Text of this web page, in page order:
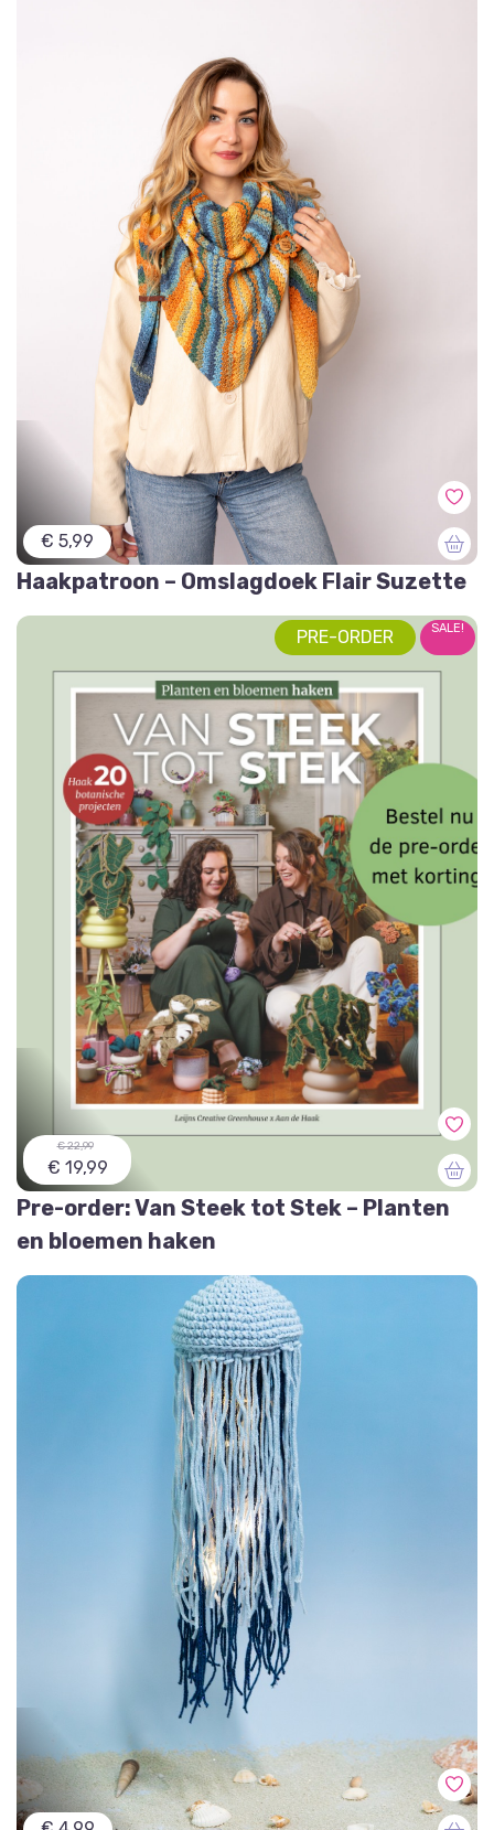
€ 5,99
Haakpatroon – Omslagdoek Flair Suzette
PRE-ORDER SALE!
€ 22,99
€ 19,99
Pre-order: Van Steek tot Stek – Planten
en bloemen haken